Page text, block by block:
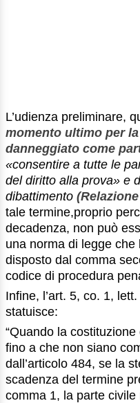
L’udienza preliminare,
momento ultimo per
danneggiato come
«consentire a tutte le
del diritto alla prova» e
dibattimento
tale termine,proprio
decadenza, non può
una norma di legge
disposto dal comma
codice di procedura
Infine, l’art. 5, co. 1,
statuisce:
“Quando la
fino a che non siano
dall’articolo 484, se la
scadenza del termine
comma 1, la parte